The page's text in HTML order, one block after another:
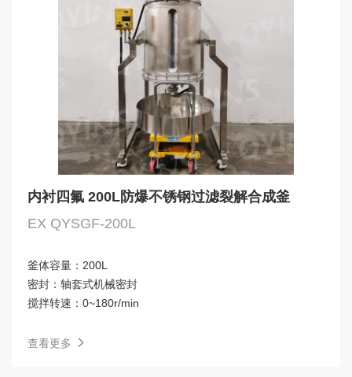
内衬四氟 200L防爆不锈钢过滤裂解合成釜
EX QYSGF-200L
釜体容量： 200L
密封： 轴套式机械密封
搅拌转速： 0~180r/min
查看更多